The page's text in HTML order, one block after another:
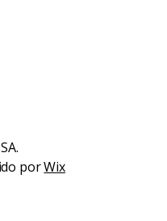
porWix